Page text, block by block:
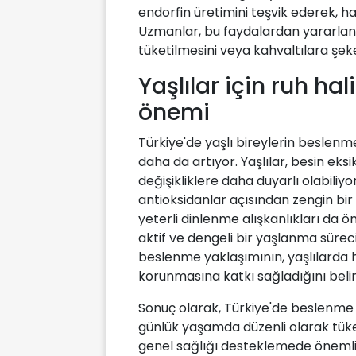
endorfin üretimini teşvik ederek,
Uzmanlar, bu faydalardan
tüketilmesini veya kahvaltılara
Yaşlılar için ruh
önemi
Türkiye'de yaşlı bireylerin
daha da artıyor. Yaşlılar, besin
değişikliklere daha duyarlı
antioksidanlar açısından zengin
yeterli dinlenme alışkanlıkları da
aktif ve dengeli bir yaşlanma
beslenme yaklaşımının,
korunmasına katkı sağladığını
Sonuç olarak, Türkiye'de
günlük yaşamda düzenli olarak
genel sağlığı desteklemede